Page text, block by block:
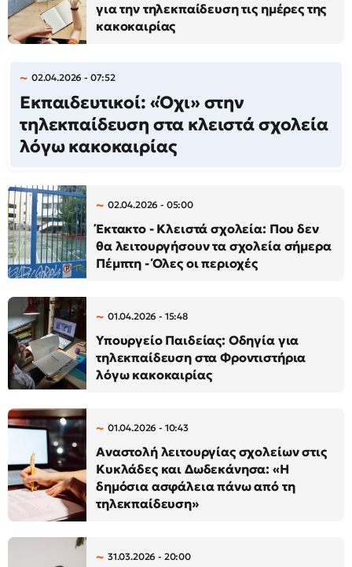
για την τηλεκπαίδευση τις ημέρες της
κακοκαιρίας
02.04.2026 - 07:52
Εκπαιδευτικοί: «Όχι» στην
τηλεκπαίδευση στα κλειστά σχολεία
λόγω κακοκαιρίας
02.04.2026 - 05:00
Έκτακτο - Κλειστά σχολεία: Που δεν
θα λειτουργήσουν τα σχολεία σήμερα
Πέμπτη - Όλες οι περιοχές
01.04.2026 - 15:48
Υπουργείο Παιδείας: Οδηγία για
τηλεκπαίδευση στα Φροντιστήρια
λόγω κακοκαιρίας
01.04.2026 - 10:43
Αναστολή λειτουργίας σχολείων στις
Κυκλάδες και Δωδεκάνησα: «Η
δημόσια ασφάλεια πάνω από τη
τηλεκπαίδευση»
31.03.2026 - 20:00